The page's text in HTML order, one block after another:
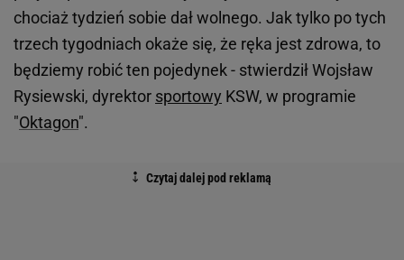
chociaż tydzień sobie dał wolnego. Jak tylko po tych
trzech tygodniach okaże się, że ręka jest zdrowa, to
będziemy robić ten pojedynek - stwierdził Wojsław
Rysiewski, dyrektor sportowy KSW, w programie
"Oktagon".